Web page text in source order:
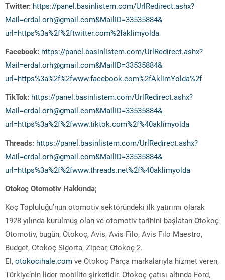
Twitter: https://panel.basinlistem.com/UrlRedirect.ashx?
Mail=erdal.orh@gmail.com&MailID=33535884&
url=https%3a%2f%2ftwitter.com%2faklimyolda
Facebook: https://panel.basinlistem.com/UrlRedirect.ashx?
Mail=erdal.orh@gmail.com&MailID=33535884&
url=https%3a%2f%2fwww.facebook.com%2fAklimYolda%2f
TikTok: https://panel.basinlistem.com/UrlRedirect.ashx?
Mail=erdal.orh@gmail.com&MailID=33535884&
url=https%3a%2f%2fwww.tiktok.com%2f%40aklimyolda
Threads: https://panel.basinlistem.com/UrlRedirect.ashx?
Mail=erdal.orh@gmail.com&MailID=33535884&
url=https%3a%2f%2fwww.threads.net%2f%40aklimyolda
Otokoç Otomotiv Hakkında;
Koç Topluluğu’nun otomotiv sektöründeki ilk yatırımı olarak
1928 yılında kurulmuş olan ve otomotiv tarihini başlatan Otokoç
Otomotiv, bugün; Otokoç, Avis, Avis Filo, Avis Filo Maestro,
Budget, Otokoç Sigorta, Zipcar, Otokoç 2.
El, otokocihale.com ve Otokoç Parça markalarıyla hizmet veren,
Türkiye’nin lider mobilite şirketidir. Otokoç çatısı altında Ford,